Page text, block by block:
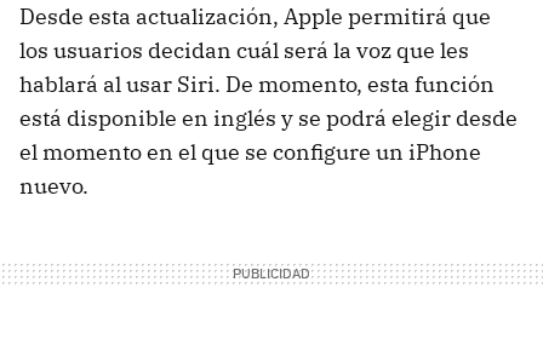
Desde esta actualización, Apple permitirá que
los usuarios decidan cuál será la voz que les
hablará al usar Siri. De momento, esta función
está disponible en inglés y se podrá elegir desde
el momento en el que se configure un iPhone
nuevo.